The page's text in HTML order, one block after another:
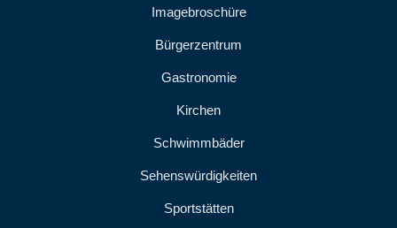
Imagebroschüre
Bürgerzentrum
Gastronomie
Kirchen
Schwimmbäder
Sehenswürdigkeiten
Sportstätten